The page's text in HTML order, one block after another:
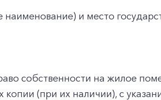
и место
собственности на жилое
копии (при их наличии), с